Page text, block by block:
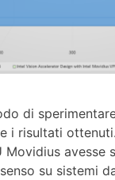
di
i risultati
Movidius avesse
su sistemi